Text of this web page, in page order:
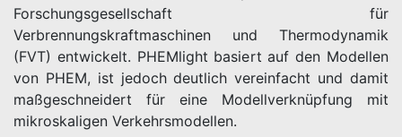
Forschungsgesellschaft für
Verbrennungskraftmaschinen und Thermodynamik
(FVT) entwickelt. PHEMlight basiert auf den Modellen
von PHEM, ist jedoch deutlich vereinfacht und damit
maßgeschneidert für eine Modellverknüpfung mit
mikroskaligen Verkehrsmodellen.